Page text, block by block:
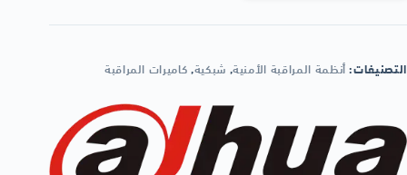
التصنيفات:أنظمة المراقبة الأمنية, شبكية,كاميرات المراقبة